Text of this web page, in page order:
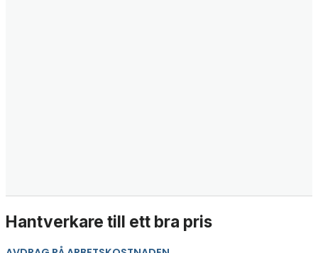
Hantverkare till ett bra pris